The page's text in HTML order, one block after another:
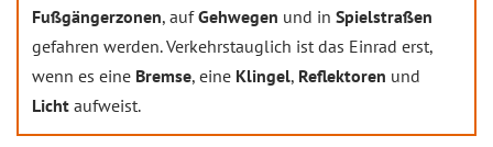
Fußgängerzonen, aufGehwegen und in Spielstraßen
gefahren werden. Verkehrstauglich ist das Einrad erst,
wenn es eine Bremse, eine Klingel, Reflektoren und
Licht aufweist.